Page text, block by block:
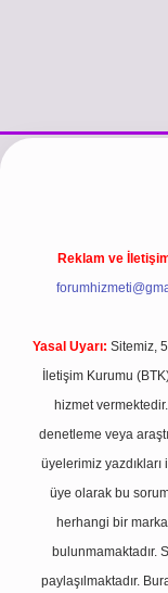
www.betexper.xyz/
Reklam ve
Yasal Uyarı: Sitemiz,
İletişim Kurumu
hizmet
denetleme veya
üyelerimiz
üye olarak bu
herhangi bir
bulunmamaktadır.
paylaşılmaktadır.